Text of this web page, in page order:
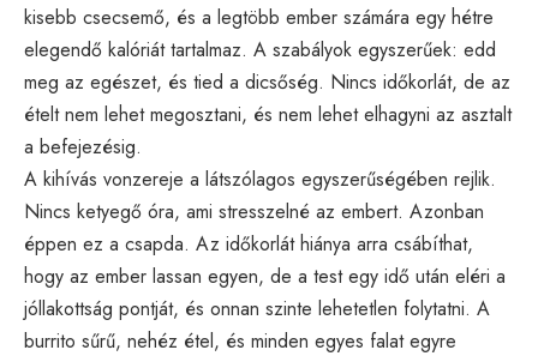
kisebb csecsemő, és a legtöbb ember számára egy hétre
elegendő kalóriát tartalmaz. A szabályok egyszerűek: edd
meg az egészet, és tied a dicsőség. Nincs időkorlát, de az
ételt nem lehet megosztani, és nem lehet elhagyni az asztalt
a befejezésig.
A kihívás vonzereje a látszólagos egyszerűségében rejlik.
Nincs ketyegő óra, ami stresszelné az embert. Azonban
éppen ez a csapda. Az időkorlát hiánya arra csábíthat,
hogy az ember lassan egyen, de a test egy idő után eléri a
jóllakottság pontját, és onnan szinte lehetetlen folytatni. A
burrito sűrű, nehéz étel, és minden egyes falat egyre